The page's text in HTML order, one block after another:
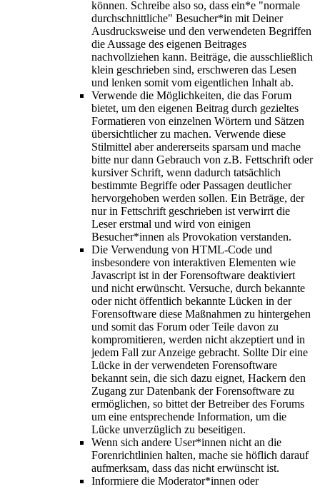
können. Schreibe also so, dass ein*e "normale
durchschnittliche" Besucher*in mit Deiner
Ausdrucksweise und den verwendeten Begriffen
die Aussage des eigenen Beitrages
nachvollziehen kann. Beiträge, die ausschließlich
klein geschrieben sind, erschweren das Lesen
und lenken somit vom eigentlichen Inhalt ab.
Verwende die Möglichkeiten, die das Forum
bietet, um den eigenen Beitrag durch gezieltes
Formatieren von einzelnen Wörtern und Sätzen
übersichtlicher zu machen. Verwende diese
Stilmittel aber andererseits sparsam und mache
bitte nur dann Gebrauch von z.B. Fettschrift oder
kursiver Schrift, wenn dadurch tatsächlich
bestimmte Begriffe oder Passagen deutlicher
hervorgehoben werden sollen. Ein Beträge, der
nur in Fettschrift geschrieben ist verwirrt die
Leser erstmal und wird von einigen
Besucher*innen als Provokation verstanden.
Die Verwendung von HTML-Code und
insbesondere von interaktiven Elementen wie
Javascript ist in der Forensoftware deaktiviert
und nicht erwünscht. Versuche, durch bekannte
oder nicht öffentlich bekannte Lücken in der
Forensoftware diese Maßnahmen zu hintergehen
und somit das Forum oder Teile davon zu
kompromitieren, werden nicht akzeptiert und in
jedem Fall zur Anzeige gebracht. Sollte Dir eine
Lücke in der verwendeten Forensoftware
bekannt sein, die sich dazu eignet, Hackern den
Zugang zur Datenbank der Forensoftware zu
ermöglichen, so bittet der Betreiber des Forums
um eine entsprechende Information, um die
Lücke unverzüglich zu beseitigen.
Wenn sich andere User*innen nicht an die
Forenrichtlinien halten, mache sie höflich darauf
aufmerksam, dass das nicht erwünscht ist.
Informiere die Moderator*innen oder